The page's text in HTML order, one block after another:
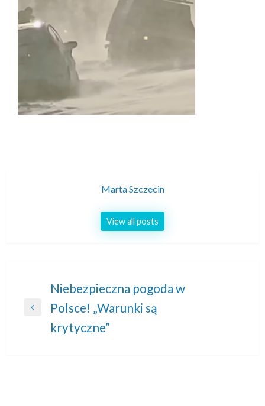
Marta Szczecin
View all posts
Nawigacja
wpisu
Previous
Niebezpieczna pogoda w
Polsce! „Warunki są
krytyczne”